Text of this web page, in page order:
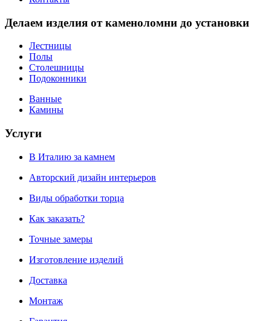
Делаем изделия от каменоломни до установки
Лестницы
Полы
Столешницы
Подоконники
Ванные
Камины
Услуги
В Италию за камнем
Авторский дизайн интерьеров
Виды обработки торца
Как заказать?
Точные замеры
Изготовление изделий
Доставка
Монтаж